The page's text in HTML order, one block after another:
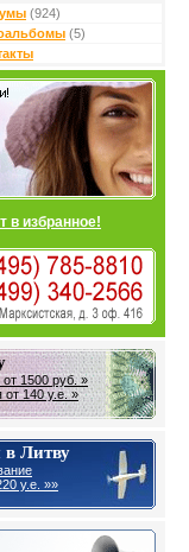
(924)
(5)
в избранное!
1500 руб. »
от 140 у.е. »
Литву
у.е. »»